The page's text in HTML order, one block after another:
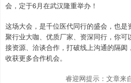
会，定于6月在武汉隆重举办！
这场大会，是千位医代同行的盛会，也
聚行业大咖、优质厂家、资深同行，你
接资源、洽谈合作，打破线上沟通的隔阂
收获更多合作机会。
睿迎网提示：文章来